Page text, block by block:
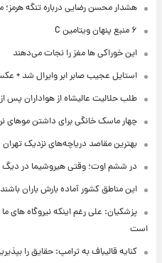
هشدار محسن رضایی درباره تنگه
۶ منبع پنهان ویتامین C
این خوراکی ها مغز را نجات می‌دهند
استایل عجیب صابر ابر وایرال شد +
طلب حلالیت عالیشاه از هواداران پس
چهار ماسک خانگی برای داشتن موهای
بهترین مقاصد دریاچه‌های نزدیک تهران
در ششم اوت؛ وقتی هیروشیما در
این مناطق کشور آماده بارش باران باشند
پزشکیان: علی رغم اینکه نیروگاه های
است
کنایه قالیباف به ترامپ: حقایق را